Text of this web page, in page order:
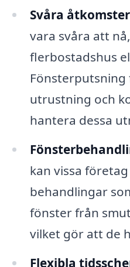
Svåra
vara svåra att
flerbostadshus
utrustning och
hantera dessa
kan vissa
behandlingar
fönster från
vilket gör att de
Flexibla